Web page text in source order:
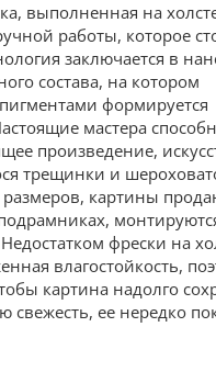
выполненная на
работы, которое
заключается в
состава, на котором
формируется
мастера
произведение,
трещинки и
картины
фрески на
влагостойкость,
картина надолго
свежесть, ее нередко